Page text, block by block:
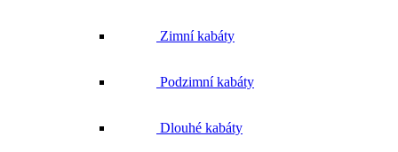
Zimní kabáty
Podzimní kabáty
Dlouhé kabáty